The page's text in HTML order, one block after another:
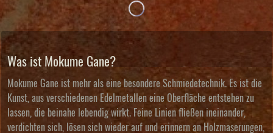
Was ist Mokume Gane?
Mokume Gane ist mehr als eine besondere Schmiedetechnik. Es ist die
Kunst, aus verschiedenen Edelmetallen eine Oberfläche entstehen zu
lassen, die beinahe lebendig wirkt. Feine Linien fließen ineinander,
verdichten sich, lösen sich wieder auf und erinnern an Holzmaserungen,